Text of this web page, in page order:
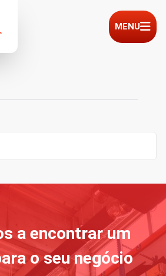
MENU
a encontrar um
o seu negócio